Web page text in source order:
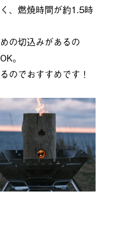
、燃焼時間が約1.5時
の切込みがあるの
。
のでおすすめです！